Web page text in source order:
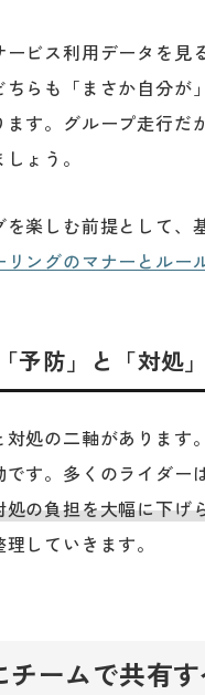
ービス利用データを見
ちらも「まさか自分が
ます。グループ走行だ
ょう。
を楽しむ前提として
リングのマナーとルー
予防」と「対処
対処の二軸があります
です。多くのライダ
の負担を大幅に下げ
していきます。
チームで共有